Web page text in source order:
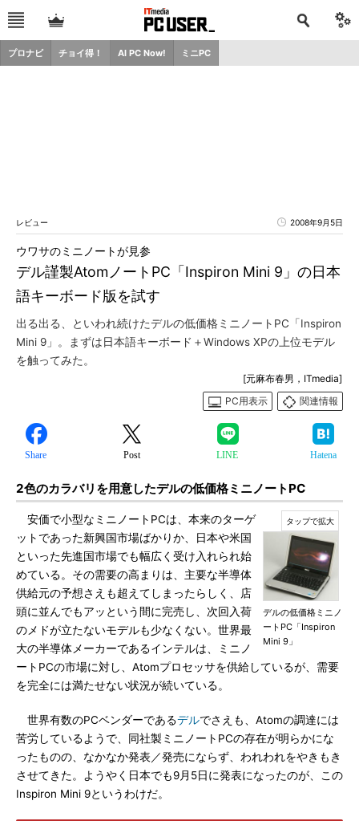
プロナビ チョイ得！ AI PC Now! ミニPC
レビュー 2008年9月5日
デル謹製AtomノートPC「Inspiron Mini 9」の日本
語キーボード版を試す
ウワサのミニノートが見参
出る出る、といわれ続けたデルの低価格ミニノートPC「Inspiron
Mini 9」。まずは日本語キーボード＋Windows XPの上位モデル
を触ってみた。
[元麻布春男，ITmedia]
PC用表示
関連情報
Share Post LINE Hatena
2色のカラバリを用意したデルの低価格ミニノートPC
デルの低価格ミニノ
ートPC「Inspiron
Mini 9」
安価で小型なミニノートPCは、本来のターゲ
ットであった新興国市場ばかりか、日本や米国
といった先進国市場でも幅広く受け入れられ始
めている。その需要の高まりは、主要な半導体
供給元の予想さえも超えてしまったらしく、店
頭に並んでもアッという間に完売し、次回入荷
のメドが立たないモデルも少なくない。世界最
大の半導体メーカーであるインテルは、ミニノ
ートPCの市場に対し、Atomプロセッサを供給しているが、需要
を完全には満たせない状況が続いている。
世界有数のPCベンダーであるデルでさえも、Atomの調達には
苦労しているようで、同社製ミニノートPCの存在が明らかにな
ったものの、なかなか発表／発売にならず、われわれをやきもき
させてきた。ようやく日本でも9月5日に発表になったのが、この
Inspiron Mini 9というわけだ。